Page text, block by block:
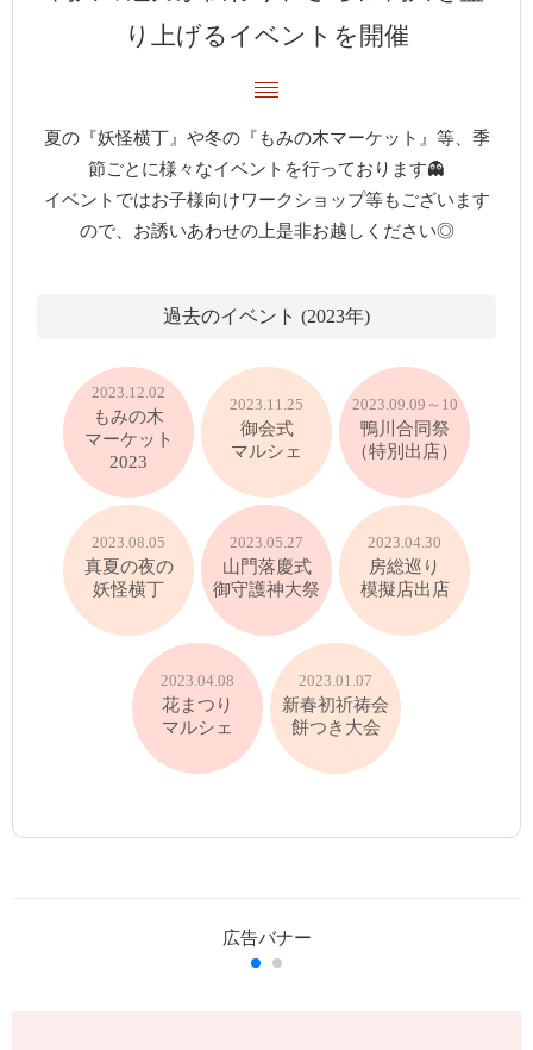
り上げるイベントを開催
夏の『妖怪横丁』や冬の『もみの木マーケット』等、季
節ごとに様々なイベントを行っております👻
イベントではお子様向けワークショップ等もございます
ので、お誘いあわせの上是非お越しください◎
過去のイベント (2023年)
2023.12.02
もみの木
マーケット
2023
2023.11.25
御会式
マルシェ
2023.09.09～10
鴨川合同祭
（特別出店）
2023.08.05
真夏の夜の
妖怪横丁
2023.05.27
山門落慶式
御守護神大祭
2023.04.30
房総巡り
模擬店出店
2023.04.08
花まつり
マルシェ
2023.01.07
新春初祈祷会
餅つき大会